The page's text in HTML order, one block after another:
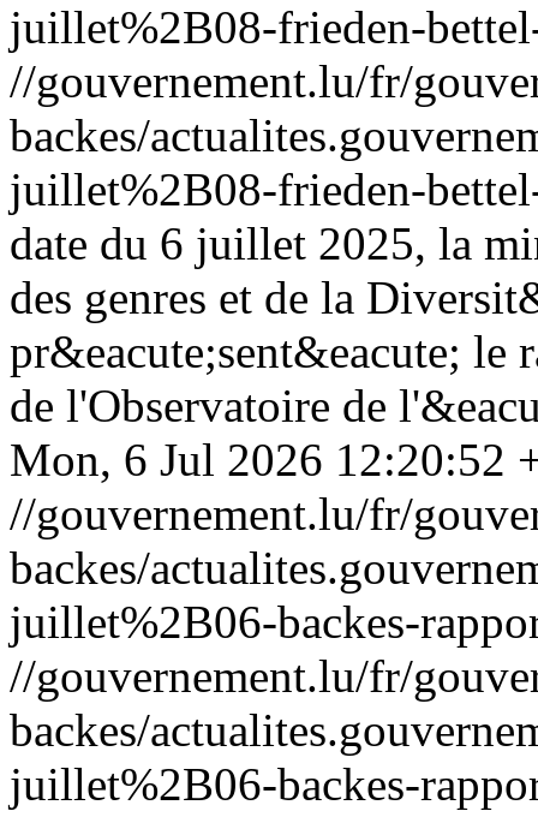
juillet%2B08-frieden-
//gouvernement.lu/fr/
backes/
juillet%2B08-frieden-
date du 6 juillet 2025, la
des genres et de la
pr&eacute;sent&eacute; le
de l'Observatoire de
Mon, 6 Jul 2026 12:20:52
//gouvernement.lu/fr/
backes/
juillet%2B06-backes-
//gouvernement.lu/fr/
backes/
juillet%2B06-backes-